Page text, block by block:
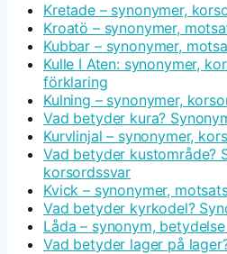
Kretade – synonymer,
Kroatö – synonymer,
Kubbar – synonymer,
Kulle I Aten: synonymer,
förklaring
Kulning – synonymer,
Vad betyder kura?
Kurvlinjal – synonymer,
Vad betyder kustområde?
korsordssvar
Kvick – synonymer,
Vad betyder kyrkodel?
Låda – synonym,
Vad betyder lager på